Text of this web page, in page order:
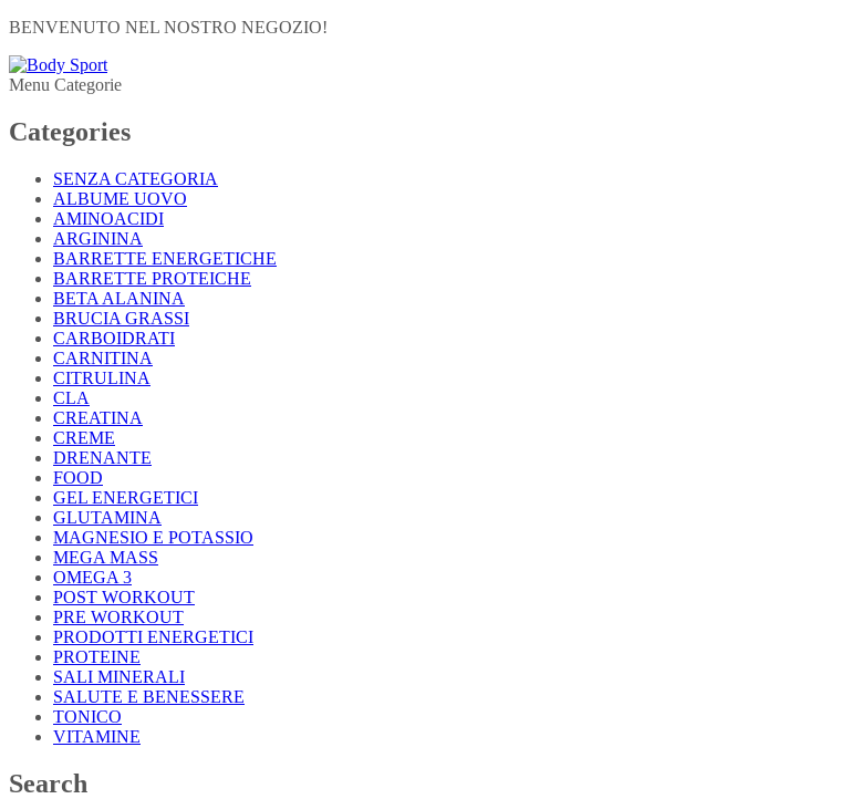
BENVENUTO NEL NOSTRO NEGOZIO!
Menu Categorie
Categories
SENZA CATEGORIA
ALBUME UOVO
AMINOACIDI
ARGININA
BARRETTE ENERGETICHE
BARRETTE PROTEICHE
BETA ALANINA
BRUCIA GRASSI
CARBOIDRATI
CARNITINA
CITRULINA
CLA
CREATINA
CREME
DRENANTE
FOOD
GEL ENERGETICI
GLUTAMINA
MAGNESIO E POTASSIO
MEGA MASS
OMEGA 3
POST WORKOUT
PRE WORKOUT
PRODOTTI ENERGETICI
PROTEINE
SALI MINERALI
SALUTE E BENESSERE
TONICO
VITAMINE
Search